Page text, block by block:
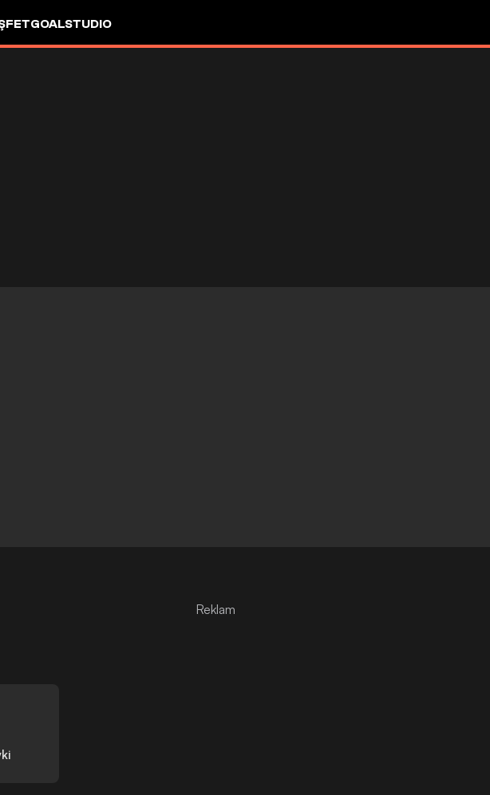
GOALSTUDIO